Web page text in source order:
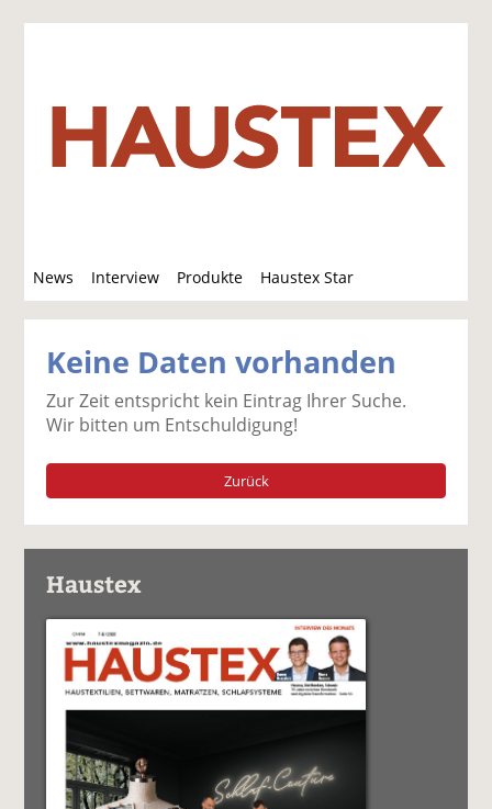
News Interview Produkte Haustex Star
u
c
Keine Daten vorhanden
Zur Zeit entspricht kein Eintrag Ihrer Suche.
Wir bitten um Entschuldigung!
Zurück
Haustex